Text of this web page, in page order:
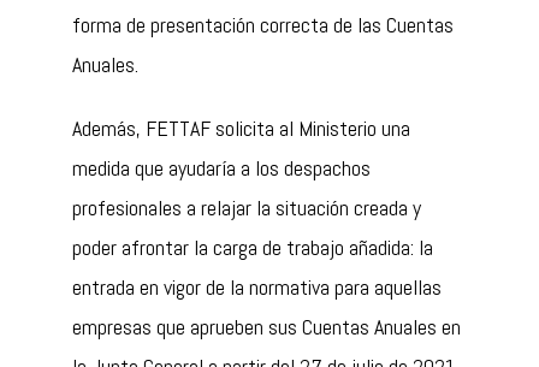
forma de presentación correcta de las Cuentas
Anuales.
Además, FETTAF solicita al Ministerio una
medida que ayudaría a los despachos
profesionales a relajar la situación creada y
poder afrontar la carga de trabajo añadida: la
entrada en vigor de la normativa para aquellas
empresas que aprueben sus Cuentas Anuales en